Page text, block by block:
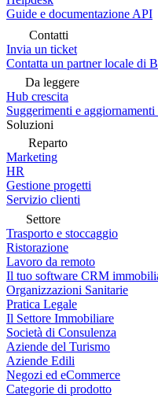
Guide e documentazione API
Contatti
Invia un ticket
Contatta un partner locale di
Da leggere
Hub crescita
Suggerimenti e
Soluzioni
Reparto
Marketing
HR
Gestione progetti
Servizio clienti
Settore
Trasporto e stoccaggio
Ristorazione
Lavoro da remoto
Il tuo software CRM
Organizzazioni Sanitarie
Pratica Legale
Il Settore Immobiliare
Società di Consulenza
Aziende del Turismo
Aziende Edili
Negozi ed eCommerce
Categorie di prodotto